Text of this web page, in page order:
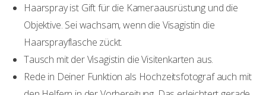
Haarspray ist Gift für die Kameraausrüstung und die
Objektive. Sei wachsam, wenn die Visagistin die
Haarsprayflasche zückt.
Tausch mit der Visagistin die Visitenkarten aus.
Rede in Deiner Funktion als Hochzeitsfotograf auch mit